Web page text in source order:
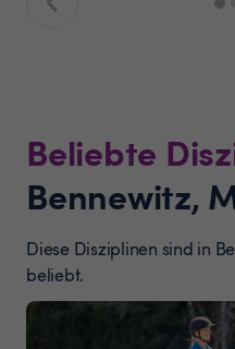
Beliebte
Bennewitz,
Diese Disziplinen sind in
beliebt.